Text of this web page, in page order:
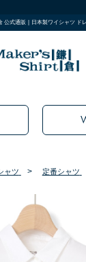
公式通販 | 日本製ワイシャツ ド
ャツ > 定番シャツ